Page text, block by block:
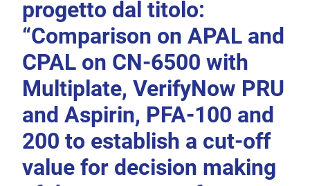
progetto dal titolo:
“Comparison on APAL and
CPAL on CN-6500 with
Multiplate, VerifyNow PRU
and Aspirin, PFA-100 and
200 to establish a cut-off
value for decision making